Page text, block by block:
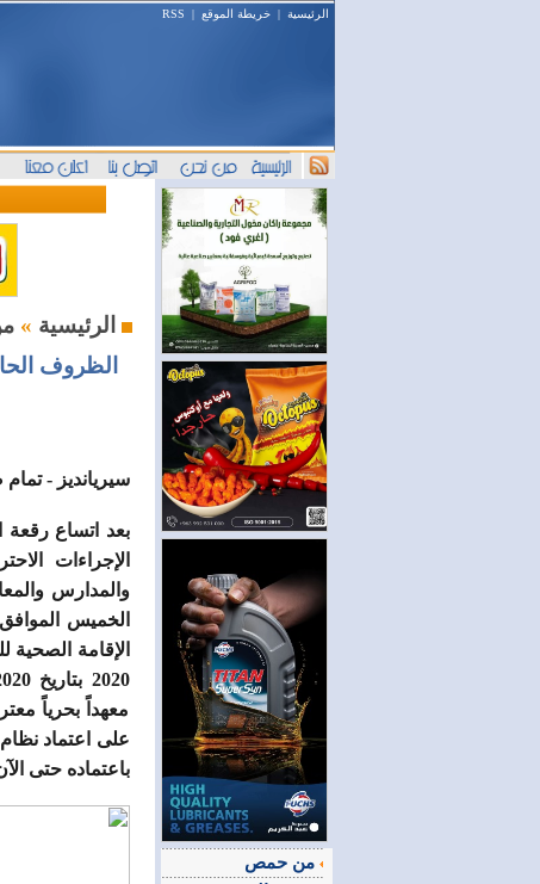
الرئيسية | خريطة الموقع |
RSS
الرئيسية »
الظروف
سيريانديز - تمام
بعد اتساع رقعة
الإجراءات
معهداً بحرياً
باعتماده حتى